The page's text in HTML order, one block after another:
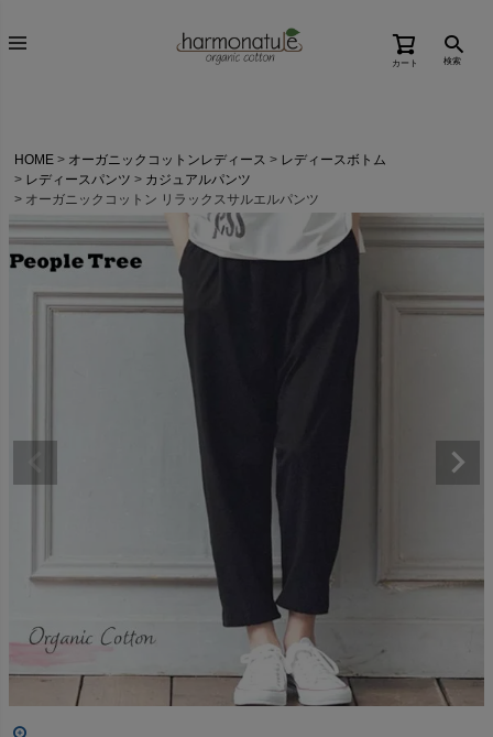
カート 検索
HOME オーガニックコットンレディース
レディースボトム
レディースパンツ
カジュアルパンツ
オーガニックコットン リラックスサルエルパンツ